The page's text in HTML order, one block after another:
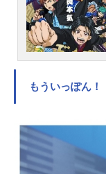
もういっぽん！